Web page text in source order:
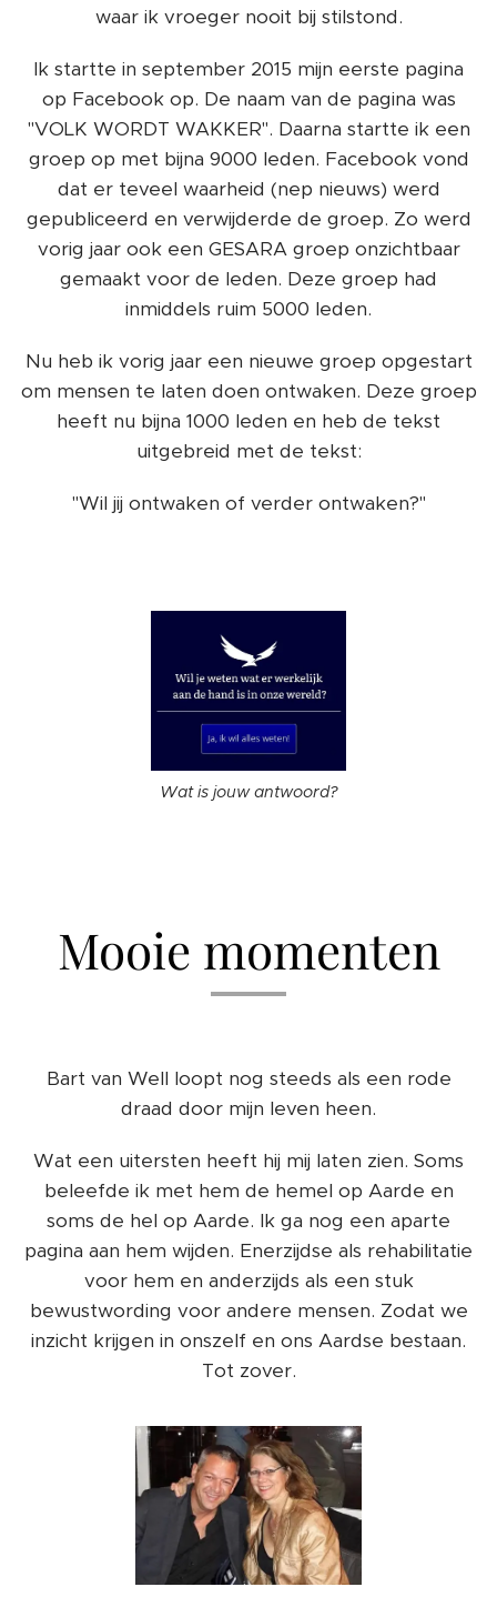
waar ik vroeger nooit bij stilstond.
Ik startte in september 2015 mijn eerste pagina
op Facebook op. De naam van de pagina was
"VOLK WORDT WAKKER". Daarna startte ik een
groep op met bijna 9000 leden. Facebook vond
dat er teveel waarheid (nep nieuws) werd
gepubliceerd en verwijderde de groep. Zo werd
vorig jaar ook een GESARA groep onzichtbaar
gemaakt voor de leden. Deze groep had
inmiddels ruim 5000 leden.
Nu heb ik vorig jaar een nieuwe groep opgestart
om mensen te laten doen ontwaken. Deze groep
heeft nu bijna 1000 leden en heb de tekst
uitgebreid met de tekst:
"Wil jij ontwaken of verder ontwaken?"
Wat is jouw antwoord?
Mooie momenten
Bart van Well loopt nog steeds als een rode
draad door mijn leven heen.
Wat een uitersten heeft hij mij laten zien. Soms
beleefde ik met hem de hemel op Aarde en
soms de hel op Aarde. Ik ga nog een aparte
pagina aan hem wijden. Enerzijdse als rehabilitatie
voor hem en anderzijds als een stuk
bewustwording voor andere mensen. Zodat we
inzicht krijgen in onszelf en ons Aardse bestaan.
Tot zover.